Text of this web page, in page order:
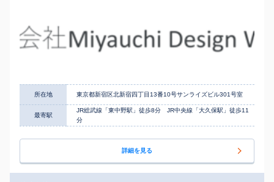
所在地 東京都新宿区北新宿四丁目13番10号サンライズビル301号室
最寄駅
JR総武線「東中野駅」徒歩8分 JR中央線「大久保駅」徒歩11
分
詳細を見る